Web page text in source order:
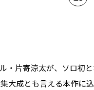
・片寄涼太が、ソロ
大成とも言える本作に